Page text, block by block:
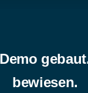
bewiesen.